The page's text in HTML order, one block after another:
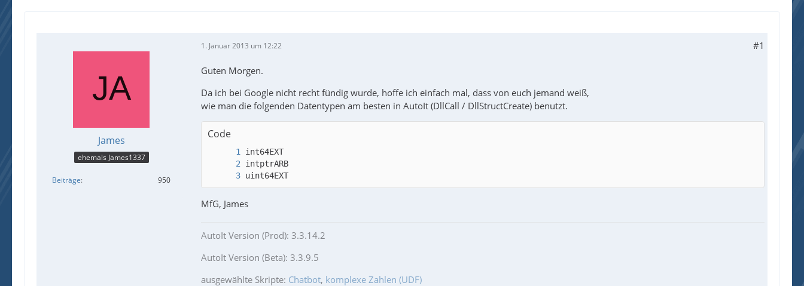
James
ehemals James1337
Beiträge 950
1. Januar 2013 um 12:22 #1
Guten Morgen.
Da ich bei Google nicht recht fündig wurde, hoffe ich einfach mal, dass von euch jemand weiß,
wie man die folgenden Datentypen am besten in AutoIt (DllCall / DllStructCreate) benutzt.
Code
uint64EXT
MfG, James
AutoIt Version (Prod): 3.3.14.2
AutoIt Version (Beta): 3.3.9.5
ausgewählte Skripte: Chatbot, komplexe Zahlen (UDF)